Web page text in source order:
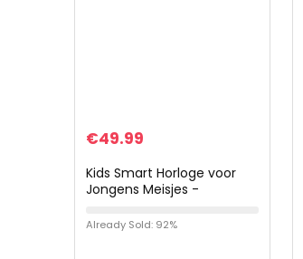
€49.99
Kids Smart Horloge voor
Jongens Meisjes -
Smartwatch met 24 Leren
Already Sold: 92%